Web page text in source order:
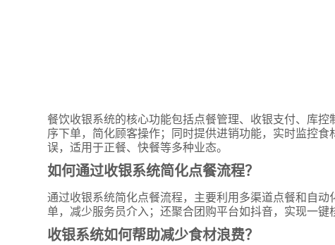
餐饮收银系统的核心功能包括点餐管理、收银支付、库
序下单，简化顾客操作；同时提供进销功能，实时监控
误，适用于正餐、快餐等多种业态。
如何通过收银系统简化点餐流程？
通过收银系统简化点餐流程，主要利用多渠道点餐和自
单，减少服务员介入；还聚合团购平台如抖音，实现一
收银系统如何帮助减少食材浪费？